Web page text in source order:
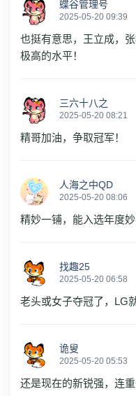
蝶谷管理号
2025-05-20 09:39
也挺有意思，王立成，
极高的水平！
三六十八之
2025-05-20 08:21
精哥加油，争取冠军！
人海之中QD
2025-05-20 08:06
精妙一铺，能入选年度
找趣25
2025-05-20 06:58
老头或女子夺冠了，LG
诡叟
2025-05-20 05:53
还是现在的新锐强，连重